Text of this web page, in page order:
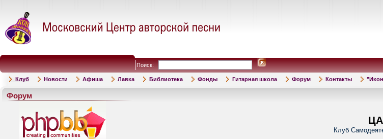
Поиск:
Клуб Новости Афиша Лавка Библиотека Фонды Гитарная школа Форум Контакты
Форум
Клуб